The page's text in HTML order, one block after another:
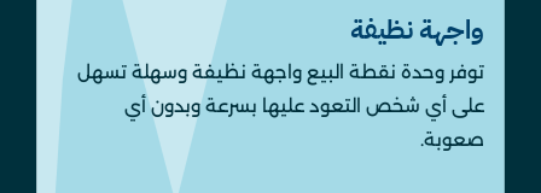
واجهة نظيفة
توفر وحدة نقطة البيع واجهة نظيفة وسهلة تسهل
على أي شخص التعود عليها بسرعة وبدون أي
صعوبة.